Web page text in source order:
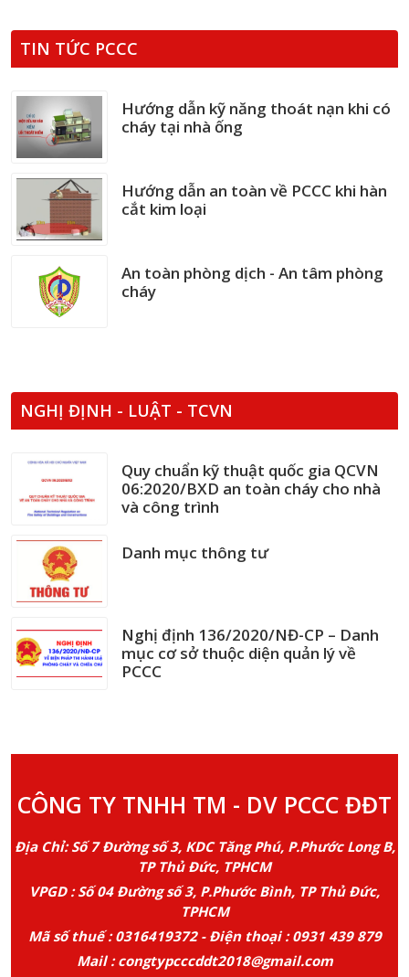
TIN TỨC PCCC
Hướng dẫn kỹ năng thoát nạn khi có
cháy tại nhà ống
Hướng dẫn an toàn về PCCC khi hàn
cắt kim loại
An toàn phòng dịch - An tâm phòng
cháy
NGHỊ ĐỊNH - LUẬT - TCVN
Quy chuẩn kỹ thuật quốc gia QCVN
06:2020/BXD an toàn cháy cho nhà
và công trình
Danh mục thông tư
Nghị định 136/2020/NĐ-CP – Danh
mục cơ sở thuộc diện quản lý về
PCCC
CÔNG TY TNHH TM - DV PCCC ĐĐT
Địa Chỉ: Số 7 Đường số 3, KDC Tăng Phú, P.Phước Long B,
TP Thủ Đức, TPHCM
VPGD : Số 04 Đường số 3, P.Phước Bình, TP Thủ Đức,
TPHCM
Mã số thuế : 0316419372 - Điện thoại : 0931 439 879
Mail : congtypcccddt2018@gmail.com